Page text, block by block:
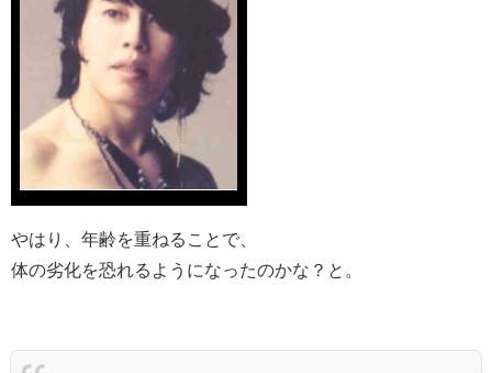
やはり、年齢を重ねることで、
体の劣化を恐れるようになったのかな？と。